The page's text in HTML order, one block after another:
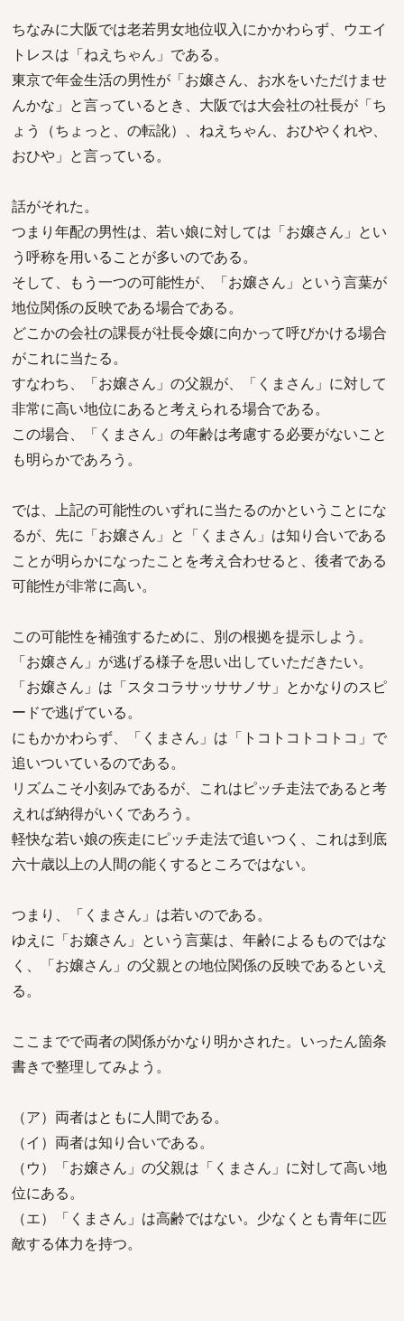
ちなみに大阪では老若男女地位収入にかかわらず、ウエイ
トレスは「ねえちゃん」である。
東京で年金生活の男性が「お嬢さん、お水をいただけませ
んかな」と言っているとき、大阪では大会社の社長が「ち
ょう（ちょっと、の転訛）、ねえちゃん、おひやくれや、
おひや」と言っている。
話がそれた。
つまり年配の男性は、若い娘に対しては「お嬢さん」とい
う呼称を用いることが多いのである。
そして、もう一つの可能性が、「お嬢さん」という言葉が
地位関係の反映である場合である。
どこかの会社の課長が社長令嬢に向かって呼びかける場合
がこれに当たる。
すなわち、「お嬢さん」の父親が、「くまさん」に対して
非常に高い地位にあると考えられる場合である。
この場合、「くまさん」の年齢は考慮する必要がないこと
も明らかであろう。
では、上記の可能性のいずれに当たるのかということにな
るが、先に「お嬢さん」と「くまさん」は知り合いである
ことが明らかになったことを考え合わせると、後者である
可能性が非常に高い。
この可能性を補強するために、別の根拠を提示しよう。
「お嬢さん」が逃げる様子を思い出していただきたい。
「お嬢さん」は「スタコラサッササノサ」とかなりのスピ
ードで逃げている。
にもかかわらず、「くまさん」は「トコトコトコトコ」で
追いついているのである。
リズムこそ小刻みであるが、これはピッチ走法であると考
えれば納得がいくであろう。
軽快な若い娘の疾走にピッチ走法で追いつく、これは到底
六十歳以上の人間の能くするところではない。
つまり、「くまさん」は若いのである。
ゆえに「お嬢さん」という言葉は、年齢によるものではな
く、「お嬢さん」の父親との地位関係の反映であるといえ
る。
ここまでで両者の関係がかなり明かされた。いったん箇条
書きで整理してみよう。
（ア）両者はともに人間である。
（イ）両者は知り合いである。
（ウ）「お嬢さん」の父親は「くまさん」に対して高い地
位にある。
（エ）「くまさん」は高齢ではない。少なくとも青年に匹
敵する体力を持つ。